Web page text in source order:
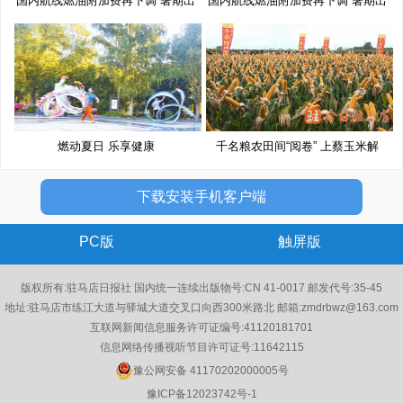
燃动夏日 乐享健康 千名粮农田间“阅卷” 上蔡玉米解
下载安装手机客户端
PC版 触屏版
版权所有:驻马店日报社 国内统一连续出版物号:CN 41-0017 邮发代号:35-45
地址:驻马店市练江大道与驿城大道交叉口向西300米路北 邮箱:zmdrbwz@163.com
互联网新闻信息服务许可证编号:41120181701
信息网络传播视听节目许可证号:11642115
豫公网安备 41170202000005号
豫ICP备12023742号-1